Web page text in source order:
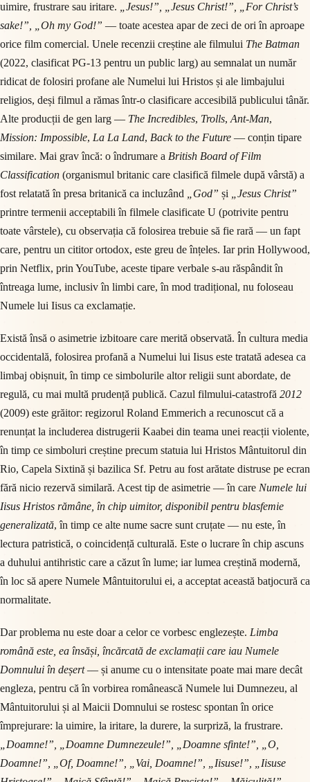
uimire, frustrare sau iritare. „Jesus!”, „Jesus Christ!”, „For Christ’s
sake!”, „Oh my God!” — toate acestea apar de zeci de ori în aproape
orice film comercial. Unele recenzii creștine ale filmului The Batman
(2022, clasificat PG-13 pentru un public larg) au semnalat un număr
ridicat de folosiri profane ale Numelui lui Hristos și ale limbajului
religios, deși filmul a rămas într-o clasificare accesibilă publicului tânăr.
Alte producții de gen larg — The Incredibles, Trolls,Ant-Man,
Mission: Impossible, La La Land, Back to the Future — conțin tipare
similare. Mai grav încă: o îndrumare a British Board of Film
Classification (organismul britanic care clasifică filmele după vârstă) a
fost relatată în presa britanică ca incluzând „God” și „Jesus Christ”
printre termenii acceptabili în filmele clasificate U (potrivite pentru
toate vârstele), cu observația că folosirea trebuie să fie rară — un fapt
care, pentru un cititor ortodox, este greu de înțeles. Iar prin Hollywood,
prin Netflix, prin YouTube, aceste tipare verbale s-au răspândit în
întreaga lume, inclusiv în limbi care, în mod tradițional, nu foloseau
Numele lui Iisus ca exclamație.
Există însă o asimetrie izbitoare care merită observată. În cultura media
occidentală, folosirea profană a Numelui lui Iisus este tratată adesea ca
limbaj obișnuit, în timp ce simbolurile altor religii sunt abordate, de
regulă, cu mai multă prudență publică. Cazul filmului-catastrofă 2012
(2009) este grăitor: regizorul Roland Emmerich a recunoscut că a
renunțat la includerea distrugerii Kaabei din teama unei reacții violente,
în timp ce simboluri creștine precum statuia lui Hristos Mântuitorul din
Rio, Capela Sixtină și bazilica Sf. Petru au fost arătate distruse pe ecran
fără nicio rezervă similară. Acest tip de asimetrie — în care Numele lui
Iisus Hristos rămâne, în chip uimitor, disponibil pentru blasfemie
generalizată, în timp ce alte nume sacre sunt cruțate — nu este, în
lectura patristică, o coincidență culturală. Este o lucrare în chip ascuns
a duhului antihristic care a căzut în lume; iar lumea creștină modernă,
în loc să apere Numele Mântuitorului ei, a acceptat această batjocură ca
normalitate.
Dar problema nu este doar a celor ce vorbesc englezește. Limba
română este, ea însăși, încărcată de exclamații care iau Numele
Domnului în deșert— și anume cu o intensitate poate mai mare decât
engleza, pentru că în vorbirea românească Numele lui Dumnezeu, al
Mântuitorului și al Maicii Domnului se rostesc spontan în orice
împrejurare: la uimire, la iritare, la durere, la surpriză, la frustrare.
„Doamne!”, „Doamne Dumnezeule!”, „Doamne sfinte!”, „O,
Doamne!”, „Of, Doamne!”, „Vai, Doamne!”, „Iisuse!”, „Iisuse